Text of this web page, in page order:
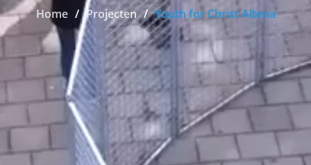
Home Projecten Youth for Christ Altena